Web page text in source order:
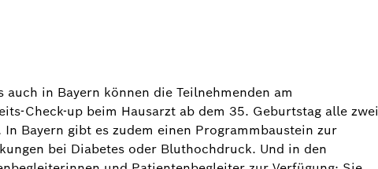
in Bayern können die Teilnehmenden am
Check-up beim Hausarzt ab dem 35. Geburtstag alle zwei
Bayern gibt es zudem einen Programmbaustein zur
bei Diabetes oder Bluthochdruck. Und in den